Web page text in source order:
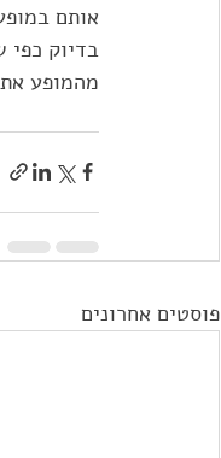
אותם
בדיוק כפי
מהמופע
פוסטים אחרונים